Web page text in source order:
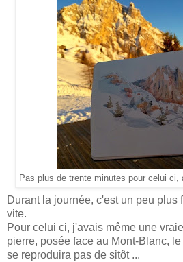
Pas plus de trente minutes pour celui
Durant la journée, c'est un peu plus
vite.
Pour celui ci, j'avais même une
pierre, posée face au Mont-Blanc,
se reproduira pas de sitôt ...